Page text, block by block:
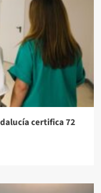
certifica 72